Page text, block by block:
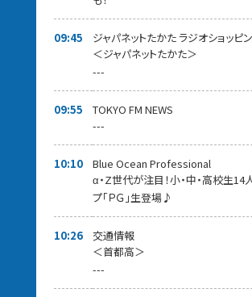
09:45
ジャパネットたかた ラジオショッピ
＜ジャパネットたかた＞
---
09:55
TOKYO FM NEWS
---
10:10
Blue Ocean Professional
α・Z世代が注目！小・中・高校生
プ「ＰＧ」生登場♪
10:26
交通情報
＜首都高＞
---